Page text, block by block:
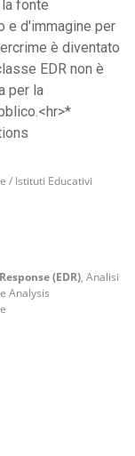
fonte
e d'immagine per
è diventato
EDR non è
per la
/ Istituti Educativi
(EDR), Analisi
Analysis